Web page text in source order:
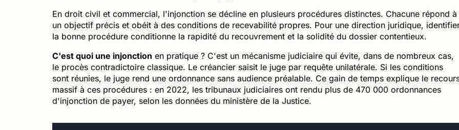
En droit civil et commercial, l'injonction se décline en plusieurs procédures distinctes. Chacune répond à
un objectif précis et obéit à des conditions de recevabilité propres. Pour une direction juridique,
la bonne procédure conditionne la rapidité du recouvrement et la solidité du dossier contentieux.
C'est quoi une injonction en pratique ? C'est un mécanisme judiciaire qui évite, dans de nombreux cas,
le procès contradictoire classique. Le créancier saisit le juge par requête unilatérale. Si les conditions
sont réunies, le juge rend une ordonnance sans audience préalable. Ce gain de temps explique le
massif à ces procédures : en 2022, les tribunaux judiciaires ont rendu plus de 470 000 ordonnances
d'injonction de payer, selon les données du ministère de la Justice.